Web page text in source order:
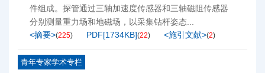
件组成。探管通过三轴加速度传感器和三轴磁阻传感器
分别测量重力场和地磁场，以采集钻杆姿态...
<摘要>(225) PDF[1734KB](22) <施引文献>(2)
青年专家学术专栏